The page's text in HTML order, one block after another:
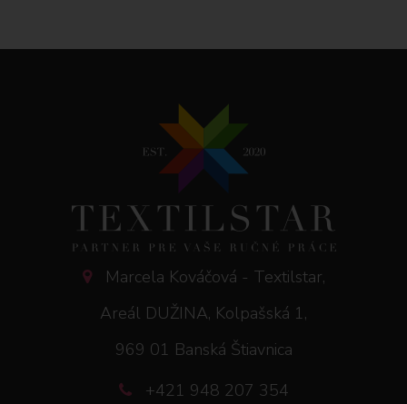
Marcela Kováčová - Textilstar,
Areál DUŽINA, Kolpašská 1,
969 01 Banská Štiavnica
+421 948 207 354